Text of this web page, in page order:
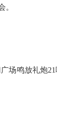
。
场鸣放礼炮21